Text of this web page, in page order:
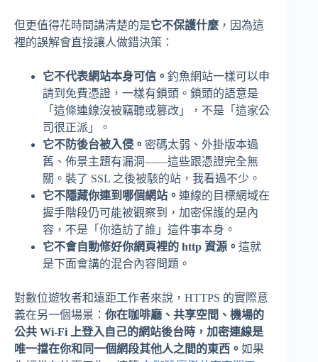
但更值得花時間講清楚的是它不保護什麼 ，因為這
裡的誤解會直接讓人做錯決策：
它不代表網站本身可信。 釣魚網站一樣可以申
請到免費憑證，一樣有鎖頭。鎖頭的語意是
「這條連線沒被竊聽或篡改」，不是「這家公
司很正派」。
它不防後台被入侵。 密碼太弱、外掛版本過
舊、佈景主題有漏洞——這些跟憑證完全無
關。裝了 SSL 之後被駭的站，我看過不少。
它不隱藏你連到哪個網站。 連線的目標網域在
握手階段仍可能被觀察到，加密保護的是內
容，不是「你造訪了誰」這件事本身。
它不會自動修好你網頁裡的 http 資源。 這就
是下面會講的混合內容問題。
對數位遊牧者和遠距工作者來說，HTTPS 的實際意
義在另一個場景： 你在咖啡廳、共享空間、機場的
公共 Wi-Fi 上登入自己的網站後台時，加密連線是
唯一擋在你和同一個網段其他人之間的東西。 如果